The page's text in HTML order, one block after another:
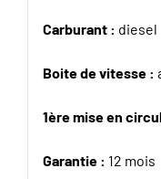
Carburant : diesel
Boite de vitesse :
1ère mise en
Garantie : 12 mois